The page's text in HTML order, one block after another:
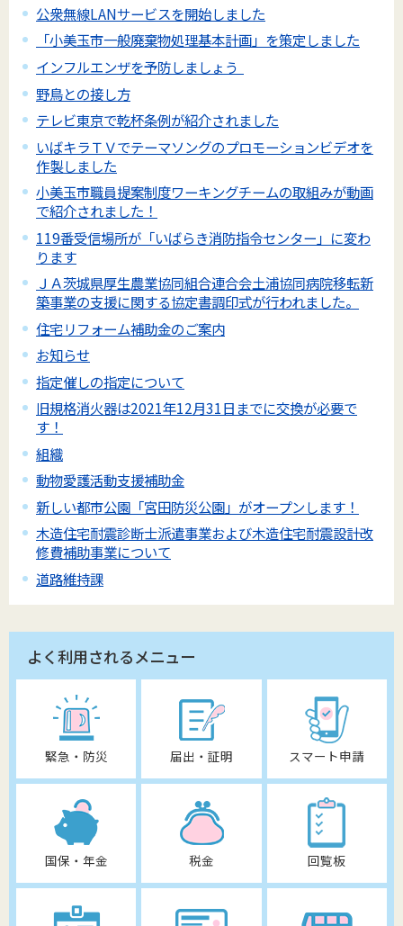
公衆無線LANサービスを開始しました
「小美玉市一般廃棄物処理基本計画」を策定しました
インフルエンザを予防しましょう
野鳥との接し方
テレビ東京で乾杯条例が紹介されました
いばキラＴＶでテーマソングのプロモーションビデオを
作製しました
小美玉市職員提案制度ワーキングチームの取組みが動画
で紹介されました！
119番受信場所が「いばらき消防指令センター」に変わ
ります
ＪＡ茨城県厚生農業協同組合連合会土浦協同病院移転新
築事業の支援に関する協定書調印式が行われました。
住宅リフォーム補助金のご案内
お知らせ
指定催しの指定について
旧規格消火器は2021年12月31日までに交換が必要で
す！
組織
動物愛護活動支援補助金
新しい都市公園「宮田防災公園」がオープンします！
木造住宅耐震診断士派遣事業および木造住宅耐震設計改
修費補助事業について
道路維持課
よく利用されるメニュー
緊急・防災 届出・証明 スマート申請
国保・年金 税金 回覧板